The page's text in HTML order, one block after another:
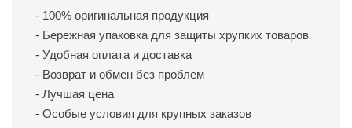
- 100% оригинальная продукция
- Бережная упаковка для защиты хрупких товаров
- Удобная оплата и доставка
- Возврат и обмен без проблем
- Лучшая цена
- Особые условия для крупных заказов